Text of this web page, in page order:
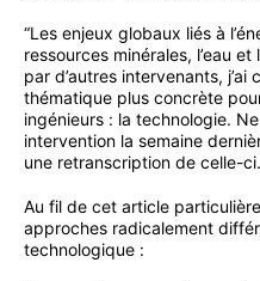
“Les enjeux globaux liés à
ressources minérales, l’eau
par d’autres intervenants, j’ai
thématique plus concrète
ingénieurs : la technologie.
intervention la semaine
une retranscription de celle-
Au fil de cet article
approches radicalement
technologique :